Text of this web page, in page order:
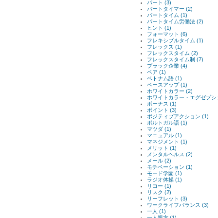
パート (3)
パートタイマー (2)
パートタイム (1)
パートタイム労働法 (2)
ヒント (1)
フォーマット (6)
フレキシブルタイム (1)
フレックス (1)
フレックスタイム (2)
フレックスタイム制 (7)
ブラック企業 (4)
ベア (1)
ベトナム語 (1)
ベースアップ (1)
ホワイトカラー (2)
ホワイトカラー・エグゼプシ
ボーナス (1)
ポイント (3)
ポジティブアクション (1)
ポルトガル語 (1)
マツダ (1)
マニュアル (1)
マネジメント (1)
メリット (1)
メンタルヘルス (2)
メール (2)
モチベーション (1)
モード学園 (1)
ラジオ体操 (1)
リコー (1)
リスク (2)
リーフレット (3)
ワークライフバランス (3)
一人 (1)